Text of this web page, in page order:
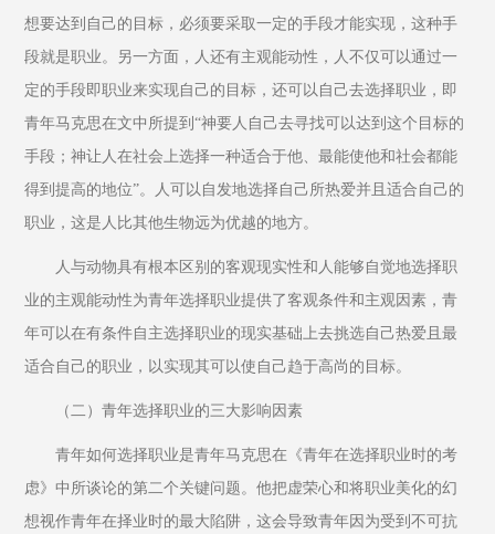
想要达到自己的目标，必须要采取一定的手段才能实现，这种手
段就是职业。另一方面，人还有主观能动性，人不仅可以通过一
定的手段即职业来实现自己的目标，还可以自己去选择职业，即
青年马克思在文中所提到“神要人自己去寻找可以达到这个目标的
手段；神让人在社会上选择一种适合于他、最能使他和社会都能
得到提高的地位”。人可以自发地选择自己所热爱并且适合自己的
职业，这是人比其他生物远为优越的地方。
人与动物具有根本区别的客观现实性和人能够自觉地选择职
业的主观能动性为青年选择职业提供了客观条件和主观因素，青
年可以在有条件自主选择职业的现实基础上去挑选自己热爱且最
适合自己的职业，以实现其可以使自己趋于高尚的目标。
（二）青年选择职业的三大影响因素
青年如何选择职业是青年马克思在《青年在选择职业时的考
虑》中所谈论的第二个关键问题。他把虚荣心和将职业美化的幻
想视作青年在择业时的最大陷阱，这会导致青年因为受到不可抗